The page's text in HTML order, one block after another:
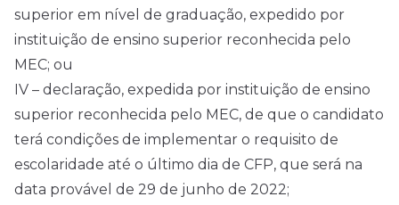
superior em nível de graduação, expedido por
instituição de ensino superior reconhecida pelo
MEC; ou
IV – declaração, expedida por instituição de ensino
superior reconhecida pelo MEC, de que o candidato
terá condições de implementar o requisito de
escolaridade até o último dia de CFP, que será na
data provável de 29 de junho de 2022;